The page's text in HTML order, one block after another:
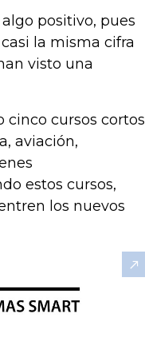
positivo, pues
la misma cifra
visto una
cinco cursos cortos
aviación,
estos cursos,
los nuevos